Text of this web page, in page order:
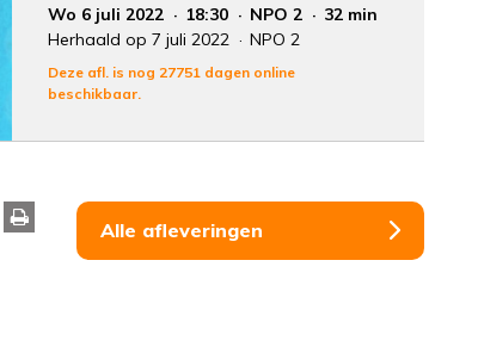
Wo 6 juli 2022 18:30 NPO 2
32 min
Herhaald op 7 juli 2022
NPO 2
Deze afl. is nog 27751 dagen online
beschikbaar.
Alle afleveringen